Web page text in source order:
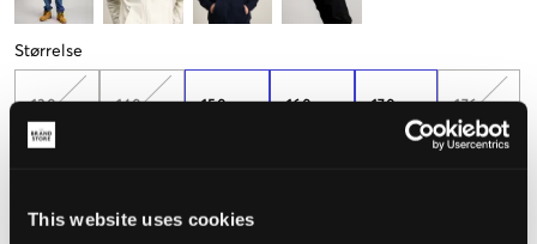
This website uses cookies
Størrelse
130 cm 140 cm 150 cm 160 cm 170 cm 176 cm
Opfattet størrelse